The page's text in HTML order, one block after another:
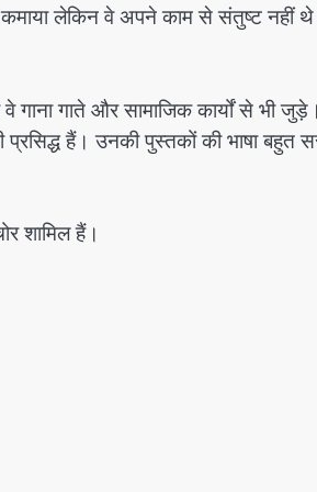
कमाया लेकिन वे अपने काम से संतुष्ट नहीं
गाते और सामाजिक कार्यों से भी जुड़े।
हैं। उनकी पुस्तकों की भाषा बहुत
शामिल हैं।